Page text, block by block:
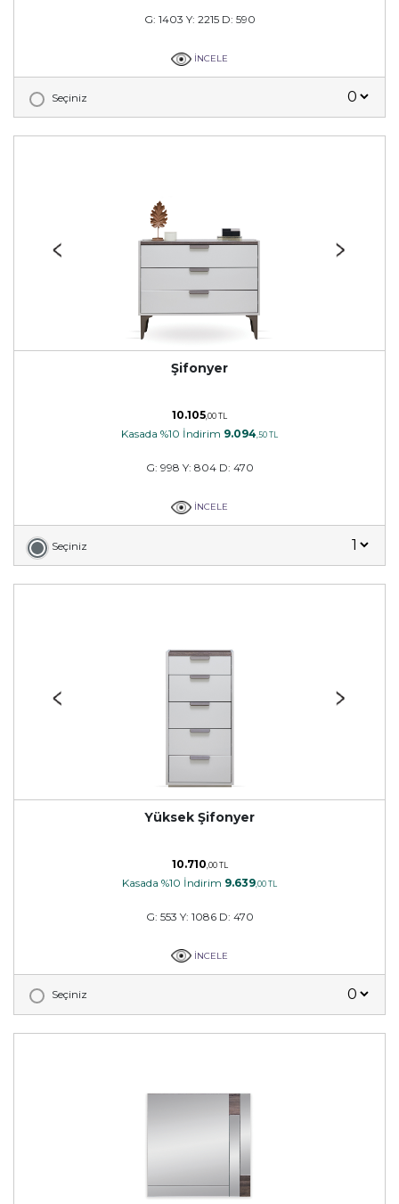
G: 1403 Y: 2215 D: 590
İNCELE
Seçiniz
Şifonyer
10.105,00 TL
Kasada %10 İndirim 9.094,50 TL
G: 998 Y: 804 D: 470
İNCELE
Seçiniz
Yüksek Şifonyer
10.710 ,00 TL
Kasada %10 İndirim 9.639 ,00 TL
G: 553 Y: 1086 D: 470
İNCELE
Seçiniz